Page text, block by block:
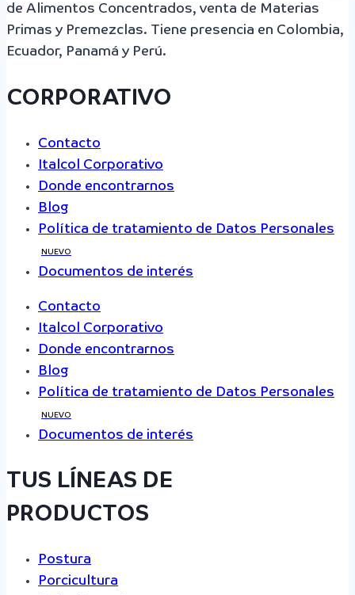
de Alimentos Concentrados, venta de Materias
Primas y Premezclas. Tiene presencia en Colombia,
Ecuador, Panamá y Perú.
CORPORATIVO
Contacto
Italcol Corporativo
Donde encontrarnos
Blog
Política de tratamiento de Datos Personales
NUEVO
Documentos de interés
Contacto
Italcol Corporativo
Donde encontrarnos
Blog
Política de tratamiento de Datos Personales
NUEVO
Documentos de interés
TUS LÍNEAS DE
PRODUCTOS
Postura
Porcicultura